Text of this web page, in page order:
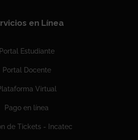
en Línea
Portal Estudiante
Portal Docente
Virtual
Pago en línea
de Tickets - Incatec